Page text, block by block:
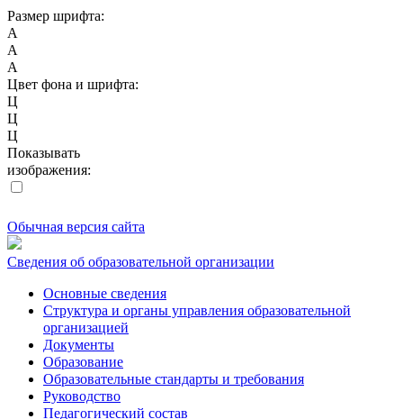
Размер шрифта:
A
A
A
Цвет фона и шрифта:
Ц
Ц
Ц
Показывать
изображения:
Обычная версия сайта
Сведения об образовательной организации
Основные сведения
Структура и органы управления образовательной
организацией
Документы
Образование
Образовательные стандарты и требования
Руководство
Педагогический состав